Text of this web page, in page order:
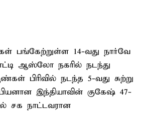
பங்கேற்றுள்ள 14-வது நார்வே
ஆஸ்லோ நகரில் நடந்து
பிரிவில் நடந்த 5-வது சுற்று
இந்தியாவின் குகேஷ் 47-
சக நாட்டவரான